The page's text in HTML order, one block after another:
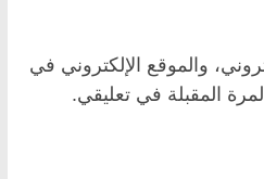
والموقع الإلكتروني في
المقبلة في تعليقي.